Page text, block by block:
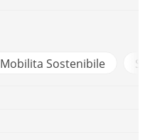
Mobilita Sostenibile